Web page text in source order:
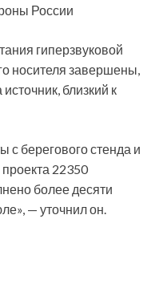
России
гиперзвуковой
носителя завершены,
близкий к
с берегового стенда и
22350
более десяти
— уточнил он.